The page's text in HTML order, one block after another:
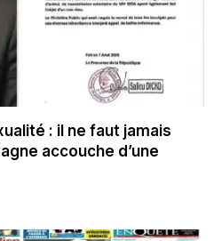
: il ne faut jamais
accouche d’une